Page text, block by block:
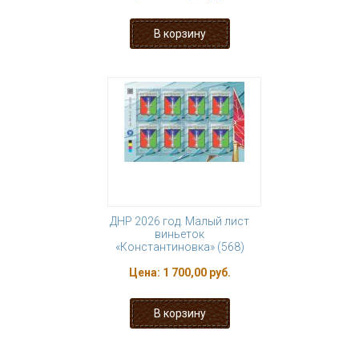
ДНР 2026 год. Малый лист
виньеток
«Константиновка» (568)
Цена: 1 700,00 руб.